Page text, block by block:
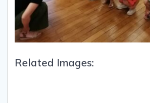
Related Images: